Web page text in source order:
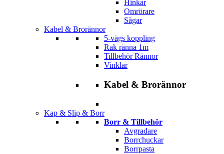
Hinkar
Omrörare
Sågar
Kabel & Brorännor
5-vägs koppling
Rak ränna 1m
Tillbehör Rännor
Vinklar
Kabel & Brorännor
Kap & Slip & Borr
Borr & Tillbehör
Avgradare
Borrchuckar
Borrpasta